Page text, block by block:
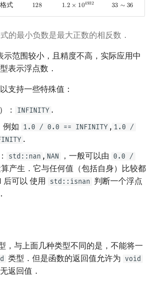
式 128
128 1.2 × 104932
1.2× 104932 33 ∼ 36
33 ∼36
的最小负数是最大正数的相反数．
示范围较小，且精度不高，实际应用中
表示浮点数．
支持一些特殊值：
： INFINITY .
例如 1.0 / 0.0 == INFINITY , 1.0 /
.
std::nan , NAN ，一般可以由 0.0 /
产生．它与任何值（包括自身）比较都
后可以 使用 std::isnan 判断一个浮点
，与上面几种类型不同的是，不能将一
类型．但是函数的返回值允许为 void
返回值．